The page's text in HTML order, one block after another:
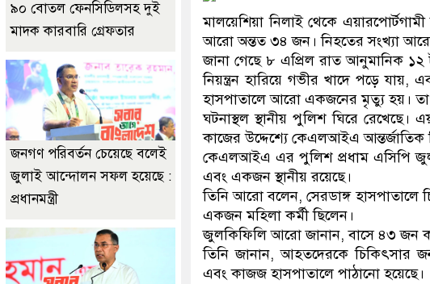
মালয়েশিয়া নিলাই থেকে
আরো অন্তত ৩৪ জন। নিহতের সংখ্যা আরো
জানা গেছে ৮ এপ্রিল রাত আনুমানিক ১২
নিয়ন্ত্রন হারিয়ে গভীর খাদে পড়ে
হাসপাতালে আরো একজনের মৃত্যু হয়।
ঘটনাস্থল স্থানীয় পুলিশ ঘিরে রেখেছে।
কাজের উদ্দেশ্যে কেএলআইএ আন্তর্জাতিক
কেএলআইএ এর পুলিশ প্রধাম এসিপি
এবং একজন স্থানীয় রয়েছে।
তিনি আরো বলেন, সেরডাঙ্গ হাসপাতালে
একজন মহিলা কর্মী ছিলেন।
জুলকিফিলি আরো জানান, বাসে ৪৩ জন
তিনি জানান, আহতদেরকে চিকিৎসার
এবং কাজজ হাসপাতালে পাঠানো হয়েছে।
৯০ বোতল ফেনসিডিলসহ দুই
মাদক কারবারি গ্রেফতার
জনগণ পরিবর্তন চেয়েছে বলেই
জুলাই আন্দোলন সফল হয়েছে :
প্রধানমন্ত্রী